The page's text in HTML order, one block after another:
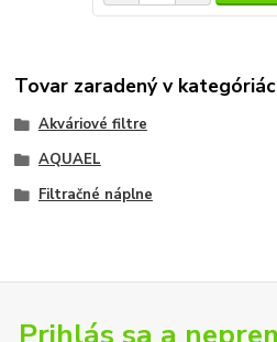
Tovar zaradený v
Akváriové filtre
AQUAEL
Filtračné náplne